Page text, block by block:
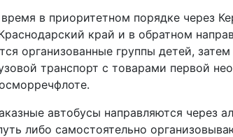
в приоритетном порядке через
край и в обратном
организованные группы детей,
транспорт с товарами первой
автобусы направляются через
либо самостоятельно